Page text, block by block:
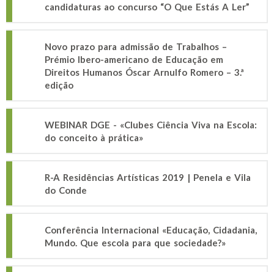
candidaturas ao concurso “O Que Estás A Ler”
Novo prazo para admissão de Trabalhos –
Prémio Ibero-americano de Educação em
Direitos Humanos Óscar Arnulfo Romero – 3.ª
edição
WEBINAR DGE - «Clubes Ciência Viva na Escola:
do conceito à prática»
R-A Residências Artísticas 2019 | Penela e Vila
do Conde
Conferência Internacional «Educação, Cidadania,
Mundo. Que escola para que sociedade?»